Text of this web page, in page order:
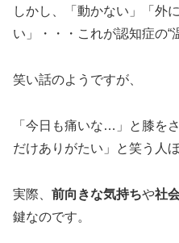
しかし、「動かない」「外
い」・・・これが認知症の“
笑い話のようですが、
「今日も痛いな…」と膝を
だけありがたい」と笑う人
実際、 前向きな気持ちや社
鍵なのです。